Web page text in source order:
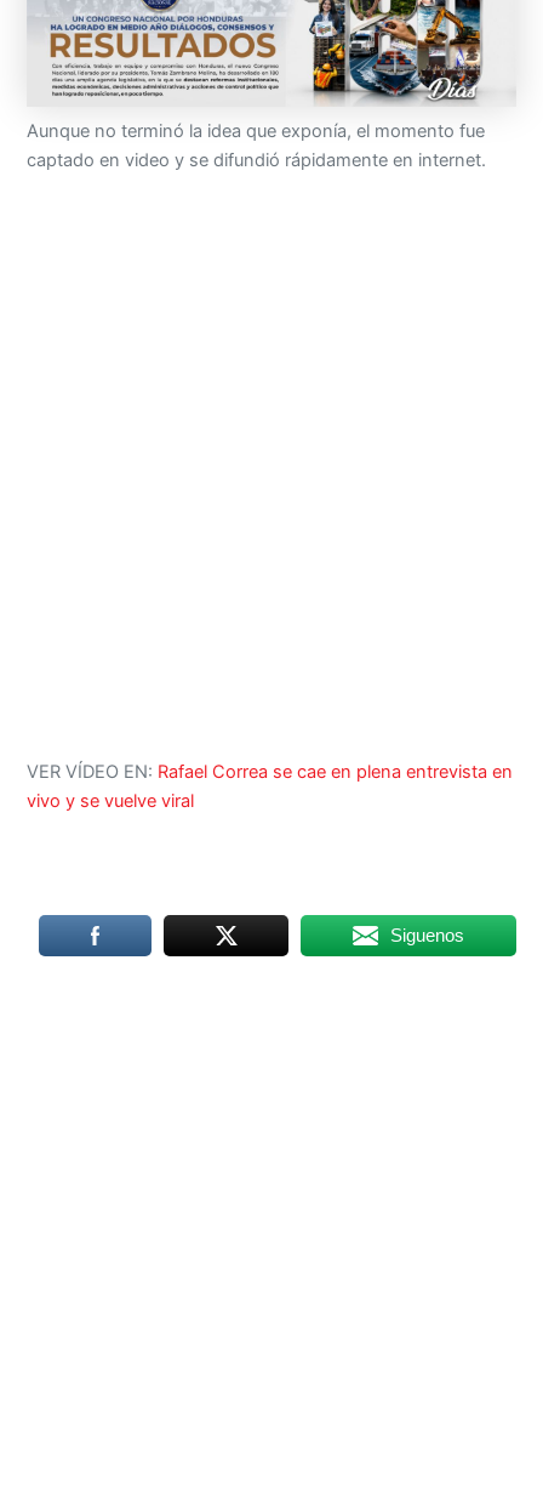
Aunque no terminó la idea que exponía, el momento fue
captado en video y se difundió rápidamente en internet.
VER VÍDEO EN: Rafael Correa se cae en plena entrevista en
vivo y se vuelve viral
Siguenos